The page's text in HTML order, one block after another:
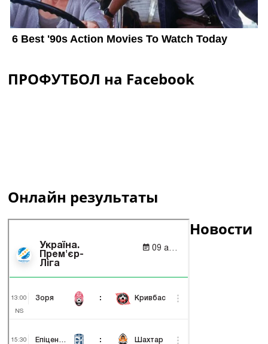
ПРОФУТБОЛ на Facebook
Онлайн результаты
Новости